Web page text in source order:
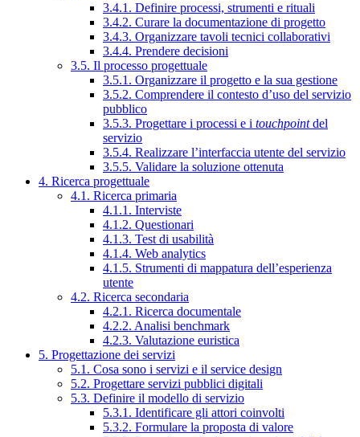
3.4.1. Definire processi, strumenti e rituali
3.4.2. Curare la documentazione di progetto
3.4.3. Organizzare tavoli tecnici collaborativi
3.4.4. Prendere decisioni
3.5. Il processo progettuale
3.5.1. Organizzare il progetto e la sua gestione
3.5.2. Comprendere il contesto d’uso del servizio
pubblico
3.5.3. Progettare i processi e i touchpointdel
servizio
3.5.4. Realizzare l’interfaccia utente del servizio
3.5.5. Validare la soluzione ottenuta
4. Ricerca progettuale
4.1. Ricerca primaria
4.1.1. Interviste
4.1.2. Questionari
4.1.3. Test di usabilità
4.1.4. Web analytics
4.1.5. Strumenti di mappatura dell’esperienza
utente
4.2. Ricerca secondaria
4.2.1. Ricerca documentale
4.2.2. Analisi benchmark
4.2.3. Valutazione euristica
5. Progettazione dei servizi
5.1. Cosa sono i servizi e il service design
5.2. Progettare servizi pubblici digitali
5.3. Definire il modello di servizio
5.3.1. Identificare gli attori coinvolti
5.3.2. Formulare la proposta di valore